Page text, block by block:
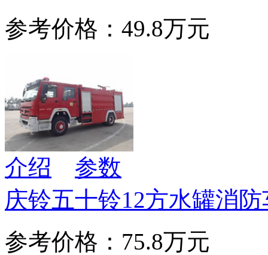
参考价格：49.8万元
介绍
参数
庆铃五十铃12方水罐消防
参考价格：75.8万元